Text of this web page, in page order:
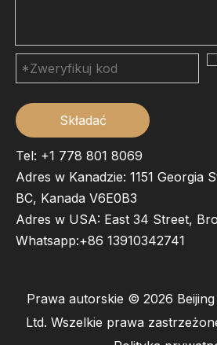
Składać
Tel: +1 778 801 8069
Adres w Kanadzie: 1151 Georgia
BC, Kanada V6E0B3
Adres w USA: East 34 Street,
Whatsapp:+86 13910342741
Prawa autorskie © 2026
Ltd. Wszelkie prawa